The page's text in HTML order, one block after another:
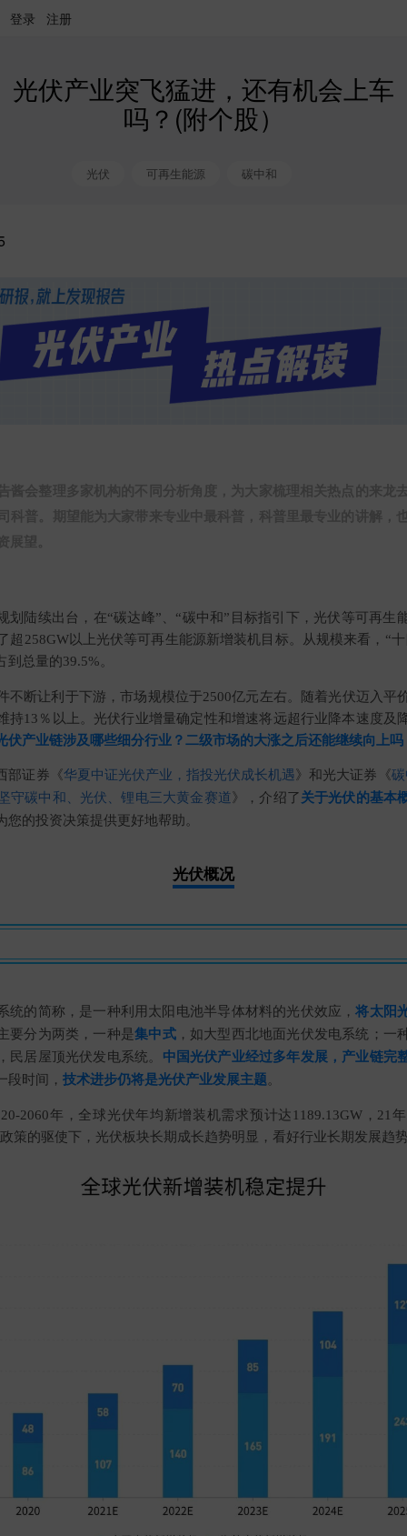
登录 注册
光伏产业突飞猛进，还有机会上车
吗？(附个股）
光伏 可再生能源 碳中和
划陆续出台，在“碳达峰”、“碳中和”目标指引下，光伏等可再生
超258GW以上光伏等可再生能源新增装机目标。从规模来看，“
总量的39.5%。
不断让利于下游，市场规模位于2500亿元左右。随着光伏迈入平
持13％以上。光伏行业增量确定性和增速将远超行业降本速度及
伏产业链涉及哪些细分行业？二级市场的大涨之后还能继续向上
部证券《华夏中证光伏产业，指投光伏成长机遇》和光大证券《
守碳中和、光伏、锂电三大黄金赛道》，介绍了关于光伏的基本
您的投资决策提供更好地帮助。
光伏概况
统的简称，是一种利用太阳电池半导体材料的光伏效应，将太阳
要分为两类，一种是集中式，如大型西北地面光伏发电系统； 一
居屋顶光伏发电系统。 中国光伏产业经过多年发展，产业链完
段时间， 技术进步仍将是光伏产业发展主题。
2060年，全球光伏年均新增装机需求预计达1189.13GW，21
策的驱使下，光伏板块长期成长趋势明显，看好行业长期发展趋